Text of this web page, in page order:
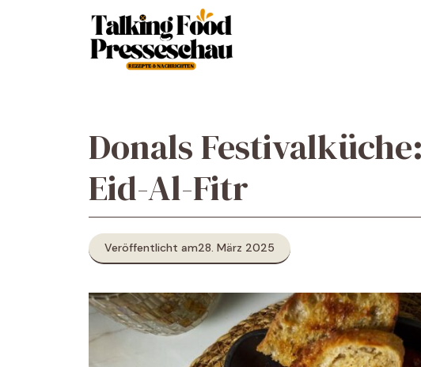
Donals
Eid-Al-Fitr
Veröffentlicht am28. März 2025